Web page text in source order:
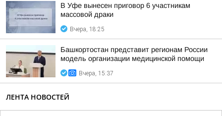
В Уфе вынесен приговор 6 участникам
массовой драки
Вчера, 18:25
Башкортостан представит регионам России
модель организации медицинской помощи
Вчера, 15:37
ЛЕНТА НОВОСТЕЙ